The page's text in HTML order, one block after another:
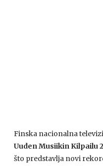
Finska nacionalna
Uuden Musiikin Kilpailu
što predstavlja novi